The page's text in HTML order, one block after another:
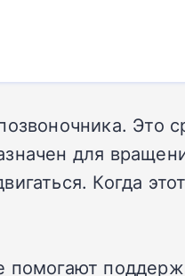
Это
для
Когда